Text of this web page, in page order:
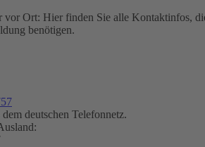
vor Ort: Hier finden Sie alle Kontaktinfos,
benötigen.
deutschen Telefonnetz.